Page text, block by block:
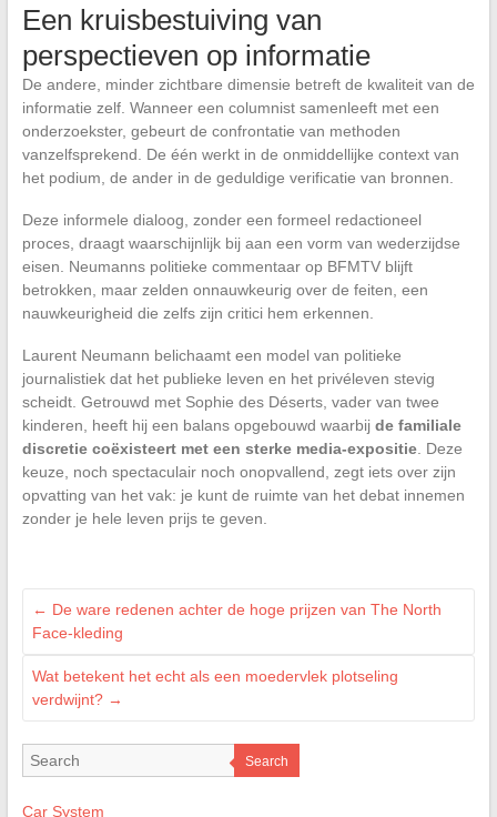
Een kruisbestuiving van
perspectieven op informatie
De andere, minder zichtbare dimensie betreft de kwaliteit van de
informatie zelf. Wanneer een columnist samenleeft met een
onderzoekster, gebeurt de confrontatie van methoden
vanzelfsprekend. De één werkt in de onmiddellijke context van
het podium, de ander in de geduldige verificatie van bronnen.
Deze informele dialoog, zonder een formeel redactioneel
proces, draagt waarschijnlijk bij aan een vorm van wederzijdse
eisen. Neumanns politieke commentaar op BFMTV blijft
betrokken, maar zelden onnauwkeurig over de feiten, een
nauwkeurigheid die zelfs zijn critici hem erkennen.
Laurent Neumann belichaamt een model van politieke
journalistiek dat het publieke leven en het privéleven stevig
scheidt. Getrouwd met Sophie des Déserts, vader van twee
kinderen, heeft hij een balans opgebouwd waarbij de familiale
discretie coëxisteert met een sterke media-expositie. Deze
keuze, noch spectaculair noch onopvallend, zegt iets over zijn
opvatting van het vak: je kunt de ruimte van het debat innemen
zonder je hele leven prijs te geven.
← De ware redenen achter de hoge prijzen van The North
Face-kleding
Wat betekent het echt als een moedervlek plotseling
verdwijnt? →
Search
Car System